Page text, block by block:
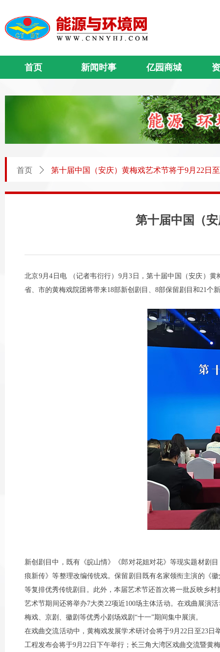
首页 新闻时事 亿园商城
首页 ꄲ 第十届中国（安庆）黄梅戏艺术节将于9月22日
第十届中国（
北京9月4日电 （记者韦衍行）9月3日，第十届中国（安庆）
省、市的黄梅戏院团将带来18部新创剧目、8部保留剧目和21个
新创剧目中，既有《皖山情》《郎对花姐对花》等现实题材剧
痕新传》等整理改编传统戏。保留剧目既有名家领衔主演的《
等复排优秀传统剧目。此外，本届艺术节还首次将一批反映乡
艺术节期间还将举办7大类22项近100场主体活动。在戏曲展演
梅戏、京剧、徽剧等优秀小剧场戏剧“十一”期间集中展演。
在戏曲交流活动中，黄梅戏发展学术研讨会将于9月22日至23
工程发布会将于9月22日下午举行；长三角大湾区戏曲交流暨黄